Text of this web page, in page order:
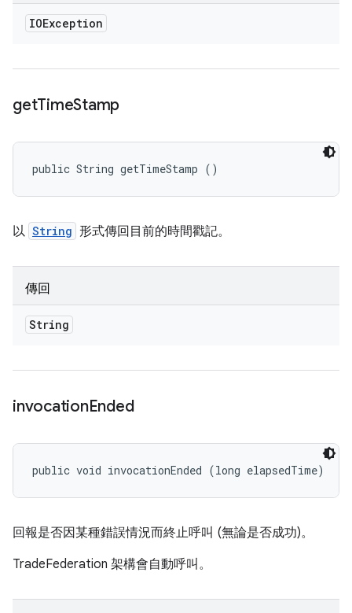
IOException
getTimeStamp
public String getTimeStamp ()
以 String 形式傳回目前的時間戳記。
傳回
String
invocationEnded
public void invocationEnded (long elapsedTime)
回報是否因某種錯誤情況而終止呼叫 (無論是否成功)。
TradeFederation 架構會自動呼叫。